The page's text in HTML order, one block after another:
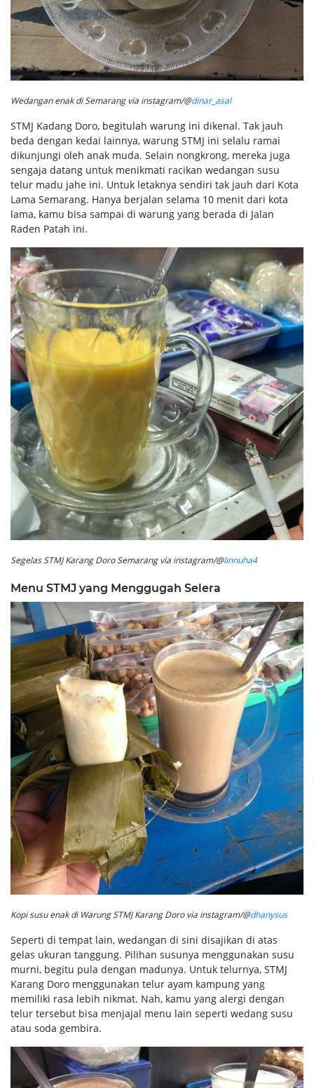
Wedangan enak di Semarang via instagram/@dinar_asal
STMJ Kadang Doro, begitulah warung ini dikenal. Tak jauh
beda dengan kedai lainnya, warung STMJ ini selalu ramai
dikunjungi oleh anak muda. Selain nongkrong, mereka juga
sengaja datang untuk menikmati racikan wedangan susu
telur madu jahe ini. Untuk letaknya sendiri tak jauh dari Kota
Lama Semarang. Hanya berjalan selama 10 menit dari kota
lama, kamu bisa sampai di warung yang berada di Jalan
Raden Patah ini.
Segelas STMJ Karang Doro Semarang via instagram/@linnuha4
Menu STMJ yang Menggugah Selera
Kopi susu enak di Warung STMJ Karang Doro via instagram/@dhanysus
Seperti di tempat lain, wedangan di sini disajikan di atas
gelas ukuran tanggung. Pilihan susunya menggunakan susu
murni, begitu pula dengan madunya. Untuk telurnya, STMJ
Karang Doro menggunakan telur ayam kampung yang
memiliki rasa lebih nikmat. Nah, kamu yang alergi dengan
telur tersebut bisa menjajal menu lain seperti wedang susu
atau soda gembira.